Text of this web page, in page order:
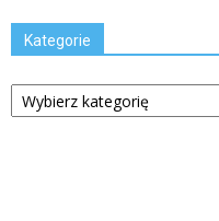
Kategorie
Kategorie